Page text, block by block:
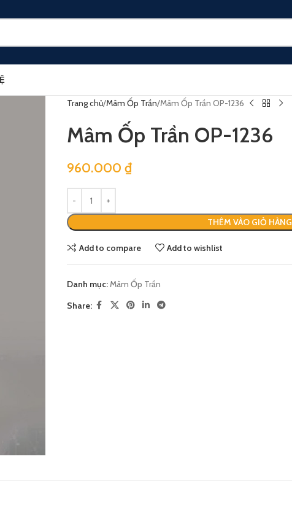
Trang chủ Mâm Ốp Trần Mâm Ốp Trần OP-1236
Mâm Ốp Trần OP-1236
960.000 ₫
THÊM VÀO GIỎ HÀNG
Add to compare Add to wishlist
Danh mục:Mâm Ốp Trần
Share: